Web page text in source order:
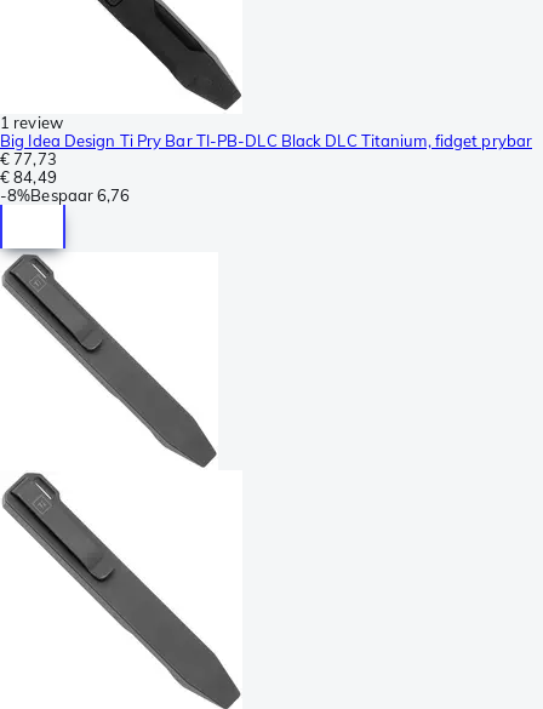
1 review
Big Idea Design Ti Pry Bar TI-PB-DLC Black DLC Titanium, fidget prybar
€ 77,73
€ 84,49
-8%Bespaar6,76